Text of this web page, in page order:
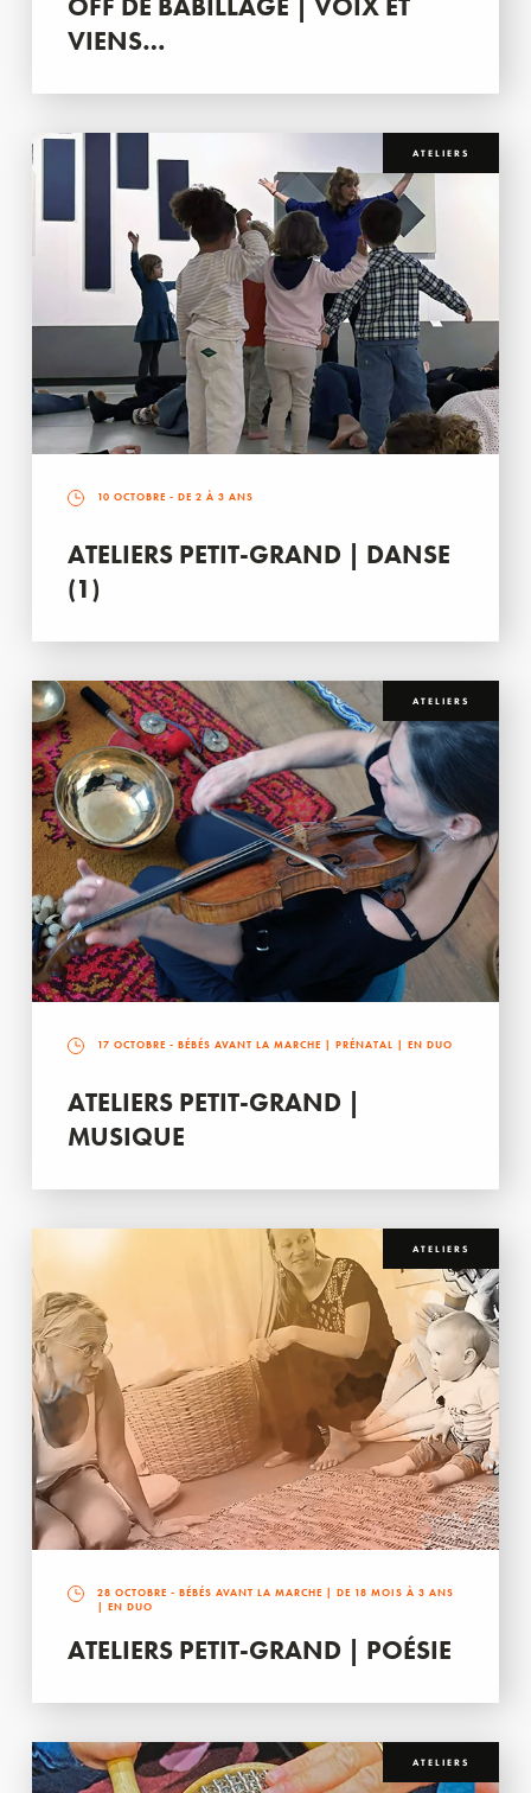
VIENS…
ATELIERS
10 OCTOBRE - DE 2 À 3 ANS
ATELIERS PETIT-GRAND | DANSE
(1)
ATELIERS
17 OCTOBRE - BÉBÉS AVANT LA MARCHE | PRÉNATAL | EN DUO
ATELIERS PETIT-GRAND |
MUSIQUE
ATELIERS
28 OCTOBRE - BÉBÉS AVANT LA MARCHE | DE 18 MOIS À 3 ANS
| EN DUO
ATELIERS PETIT-GRAND | POÉSIE
ATELIERS